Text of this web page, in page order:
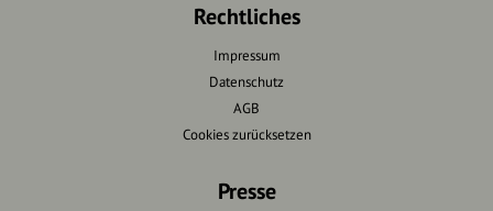
Rechtliches
Impressum
Datenschutz
AGB
Cookies zurücksetzen
Presse